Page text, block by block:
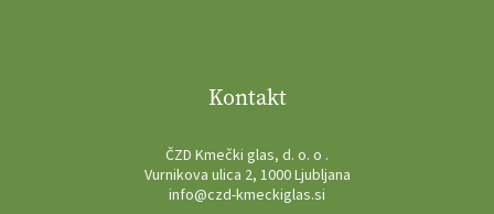
Kontakt
ČZD Kmečki glas, d. o. o .
Vurnikova ulica 2, 1000 Ljubljana
info@czd-kmeckiglas.si